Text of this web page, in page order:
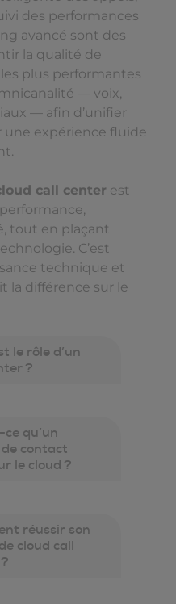
des performances
avancé sont des
la qualité de
plus performantes
— voix,
— afin d’unifier
une expérience fluide
call center est
tout en plaçant
C’est
technique et
la différence sur le
le rôle d’un
?
ce qu’un
contact
le cloud ?
réussir son
cloud call